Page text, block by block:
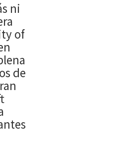
ni
of
de